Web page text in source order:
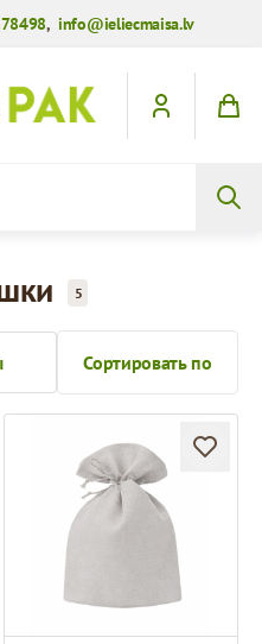
,info@ieliecmaisa.lv
5
Сортировать по